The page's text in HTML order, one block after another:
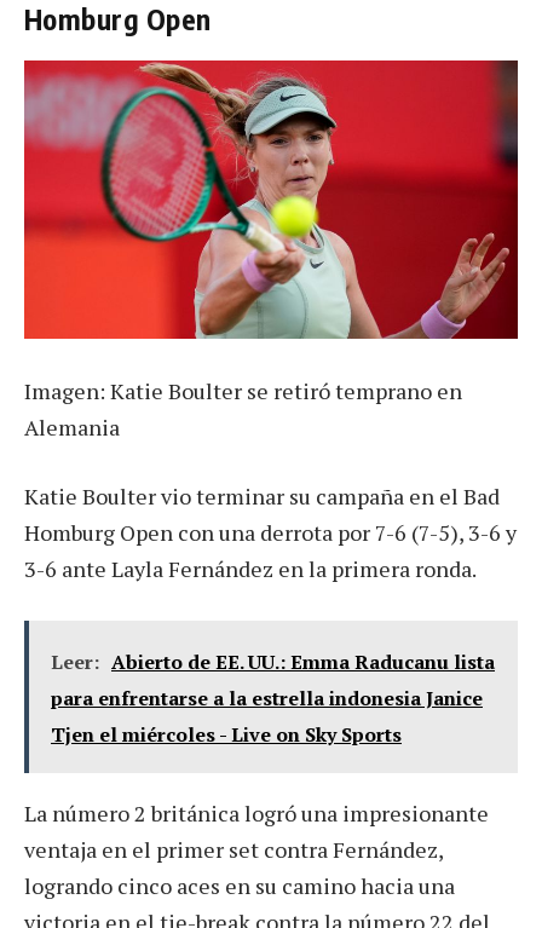
Homburg Open
Imagen: Katie Boulter se retiró temprano en
Alemania
Katie Boulter vio terminar su campaña en el Bad
Homburg Open con una derrota por 7-6 (7-5), 3-6 y
3-6 ante Layla Fernández en la primera ronda.
Leer: Abierto de EE. UU.: Emma Raducanu lista
para enfrentarse a la estrella indonesia Janice
Tjen el miércoles - Live on Sky Sports
La número 2 británica logró una impresionante
ventaja en el primer set contra Fernández,
logrando cinco aces en su camino hacia una
victoria en el tie-break contra la número 22 del